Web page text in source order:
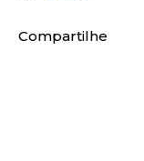
Compartilhe